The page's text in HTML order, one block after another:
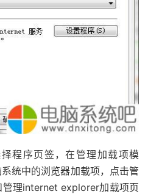
程序页签，在管理加载项模
统中的浏览器加载项，点击管
管理internet explorer加载项页